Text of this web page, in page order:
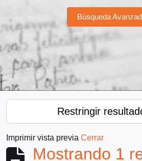
Búsqueda
Restringir
Imprimir vista previa Cerrar
Mostrando 1